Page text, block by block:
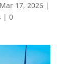
Mar 17, 2026|
| 0